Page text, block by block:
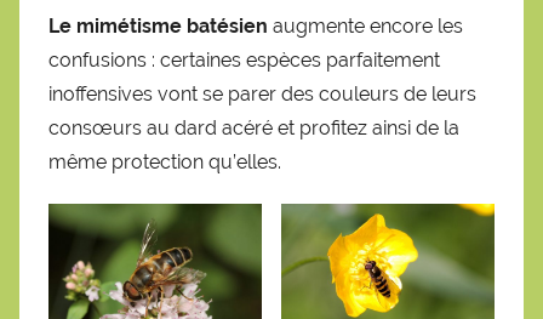
Le mimétisme batésien augmente encore les
confusions : certaines espèces parfaitement
inoffensives vont se parer des couleurs de leurs
consœurs au dard acéré et profitez ainsi de la
même protection qu’elles.